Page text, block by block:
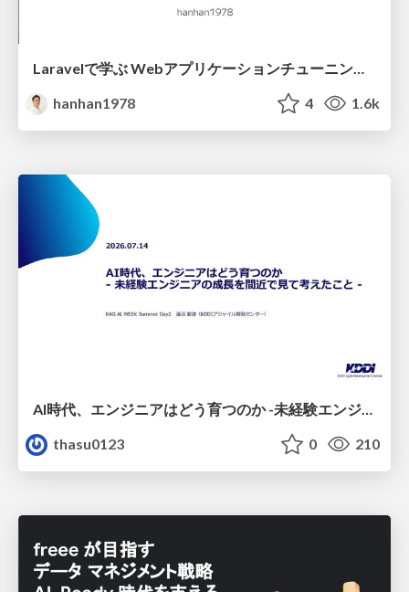
Laravelで学ぶ Webアプリケーションチューニング入門/web_application_tuning_101
hanhan1978
4 1.6k
thasu0123
0 210